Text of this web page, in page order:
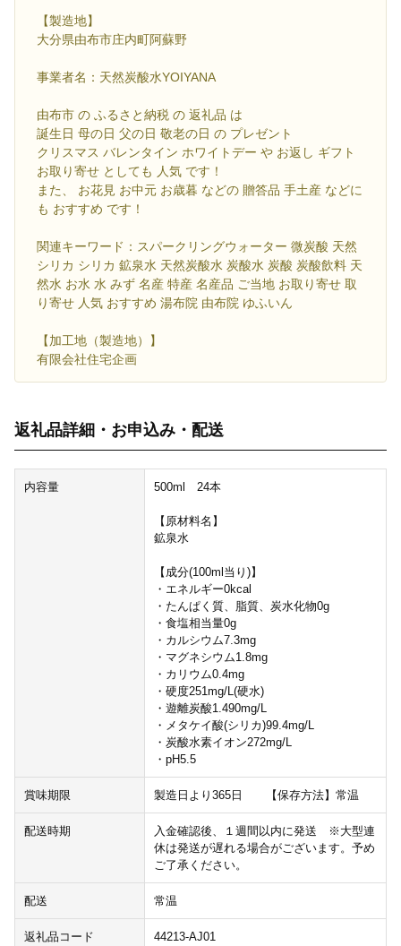
【製造地】
大分県由布市庄内町阿蘇野
事業者名：天然炭酸水YOIYANA
由布市 の ふるさと納税 の 返礼品 は
誕生日 母の日 父の日 敬老の日 の プレゼント
クリスマス バレンタイン ホワイトデー や お返し ギフト
お取り寄せ としても 人気 です！
また、 お花見 お中元 お歳暮 などの 贈答品 手土産 などに
も おすすめ です！
関連キーワード：スパークリングウォーター 微炭酸 天然
シリカ シリカ 鉱泉水 天然炭酸水 炭酸水 炭酸 炭酸飲料 天
然水 お水 水 みず 名産 特産 名産品 ご当地 お取り寄せ 取
り寄せ 人気 おすすめ 湯布院 由布院 ゆふいん
【加工地（製造地）】
有限会社住宅企画
返礼品詳細・お申込み・配送
内容量 500ml 24本
【原材料名】
鉱泉水
【成分(100ml当り)】
・エネルギー0kcal
・たんぱく質、脂質、炭水化物0g
・食塩相当量0g
・カルシウム7.3mg
・マグネシウム1.8mg
・カリウム0.4mg
・硬度251mg/L(硬水)
・遊離炭酸1.490mg/L
・メタケイ酸(シリカ)99.4mg/L
・炭酸水素イオン272mg/L
・pH5.5
賞味期限 製造日より365日 【保存方法】常温
配送時期
入金確認後、１週間以内に発送 ※大型連
休は発送が遅れる場合がございます。予め
ご了承ください。
配送 常温
返礼品コード 44213-AJ01